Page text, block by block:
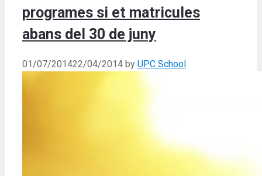
programes si et matricules
abans del 30 de juny
01/07/201422/04/2014 by UPC School